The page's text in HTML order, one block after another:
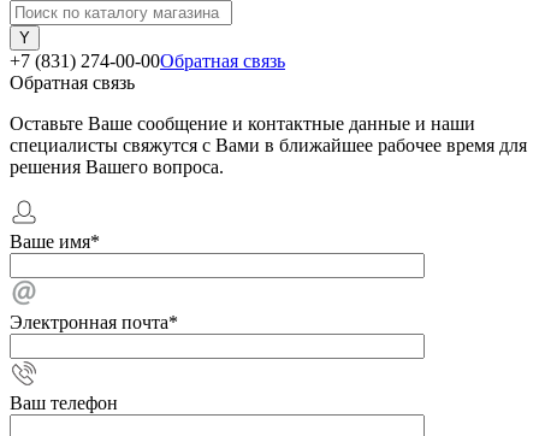
+7 (831) 274-00-00Обратная связь
Обратная связь
Оставьте Ваше сообщение и контактные данные и наши
специалисты свяжутся с Вами в ближайшее рабочее время для
решения Вашего вопроса.
Ваше имя*
Электронная почта*
Ваш телефон